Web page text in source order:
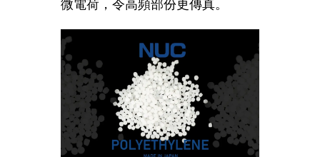
微電荷，令高頻部份更傳真。